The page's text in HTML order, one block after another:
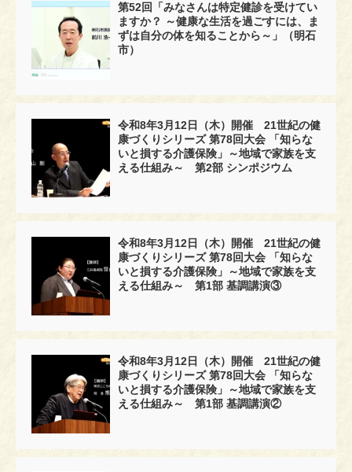
第52回「みなさんは特定健診を受けてい
ますか？ ～健康な生活を過ごすには、ま
ずは自分の体を知ることから～」（明石
市）
令和8年3月12日（木）開催 21世紀の健
康づくりシリーズ 第78回大会 「知らな
いと損する介護保険」～地域で家族を支
える仕組み～ 第2部 シンポジウム
令和8年3月12日（木）開催 21世紀の健
康づくりシリーズ 第78回大会 「知らな
いと損する介護保険」～地域で家族を支
える仕組み～ 第1部 基調講演③
令和8年3月12日（木）開催 21世紀の健
康づくりシリーズ 第78回大会 「知らな
いと損する介護保険」～地域で家族を支
える仕組み～ 第1部 基調講演②